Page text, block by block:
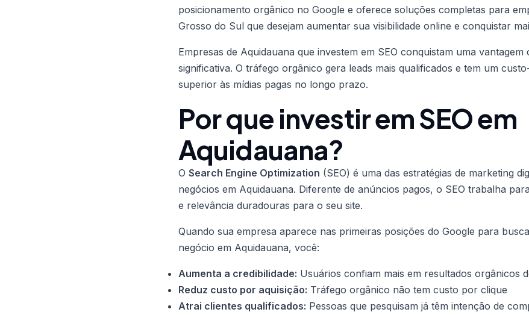
posicionamento orgânico no Google e oferece soluções completas para
Grosso do Sul que desejam aumentar sua visibilidade online e conquistar
Empresas de Aquidauana que investem em SEO conquistam uma vantagem
significativa. O tráfego orgânico gera leads mais qualificados e tem um
superior às mídias pagas no longo prazo.
Por que investir em SEO em
Aquidauana?
O Search Engine Optimization (SEO) é uma das estratégias de marketing
negócios em Aquidauana. Diferente de anúncios pagos, o SEO trabalha
e relevância duradouras para o seu site.
Quando sua empresa aparece nas primeiras posições do Google para
negócio em Aquidauana, você:
Aumenta a credibilidade: Usuários confiam mais em resultados orgânicos
Reduz custo por aquisição: Tráfego orgânico não tem custo por clique
Atrai clientes qualificados: Pessoas que pesquisam já têm intenção de